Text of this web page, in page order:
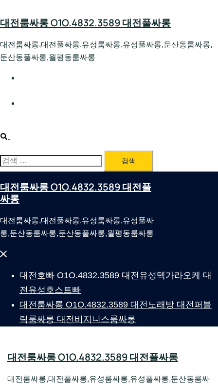
to
대전룸싸롱 O1O.4832.3589 대전풀싸롱
대전룸싸롱,대전풀싸롱,유성룸싸롱,유성풀싸롱,둔산동룸싸롱,
둔산동풀싸롱,월평동룸싸롱
Search
검
색:
대전룸싸롱 O1O.4832.3589 대전풀
싸롱
대전룸싸롱,대전풀싸롱,유성룸싸롱,유성풀싸
롱,둔산동룸싸롱,둔산동풀싸롱,월평동룸싸롱
Close
대전호빠 O1O.4832.3589 대전유성텍가라오케 대
전유성호스트빠
대전룸싸롱 O1O.4832.3589 대전노래방 대전퍼블
릭룸싸롱 대전비지니스룸싸롱
대전룸싸롱 O1O.4832.3589 대전풀싸롱
대전룸싸롱,대전풀싸롱,유성룸싸롱,유성풀싸롱,둔산동룸싸